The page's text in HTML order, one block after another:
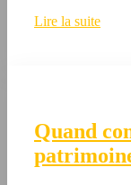
Lire la suite
Quand